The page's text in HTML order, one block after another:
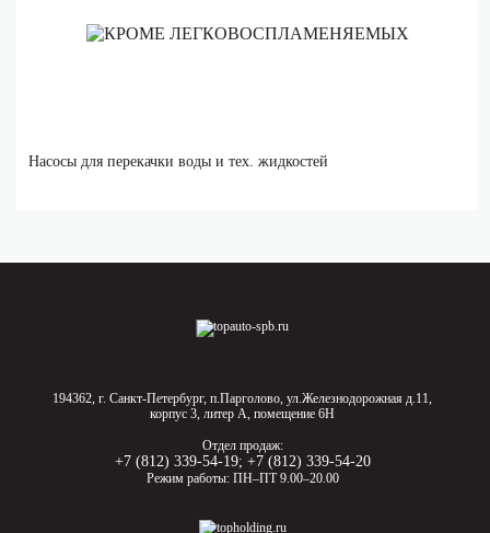
Насосы для перекачки воды и тех. жидкостей
194362, г. Санкт-Петербург, п.Парголово, ул.Железнодорожная д.11,
корпус 3, литер А, помещение 6Н
Отдел продаж:
+7 (812) 339-54-19; +7 (812) 339-54-20
Режим работы: ПН–ПТ 9.00–20.00